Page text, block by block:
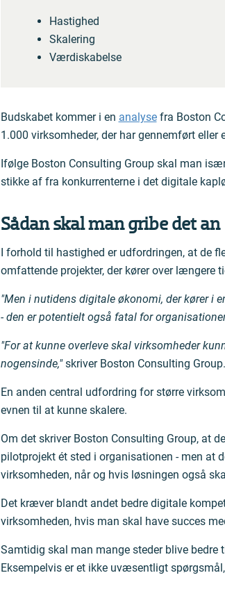
Hastighed
Skalering
Værdiskabelse
Budskabet kommer i en analysefra Boston
1.000 virksomheder, der har gennemført
Ifølge Boston Consulting Group skal man
stikke af fra konkurrenterne i det digitale
Sådan skal man gribe det an
I forhold til hastighed er udfordringen, at de
omfattende projekter, der kører over længere
"Men i nutidens digitale økonomi, der kører i
- den er potentielt også fatal for
"For at kunne overleve skal virksomheder
nogensinde,"skriver Boston Consulting Group.
En anden central udfordring for større
evnen til at kunne skalere.
Om det skriver Boston Consulting Group, at
pilotprojekt ét sted i organisationen - men
virksomheden, når og hvis løsningen også
Det kræver blandt andet bedre digitale
virksomheden, hvis man skal have succes
Samtidig skal man mange steder blive bedre
Eksempelvis er et ikke uvæsentligt